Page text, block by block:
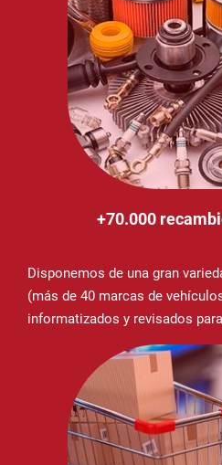
+70.000
Disponemos de una gran
(más de 40 marcas de
informatizados y revisados